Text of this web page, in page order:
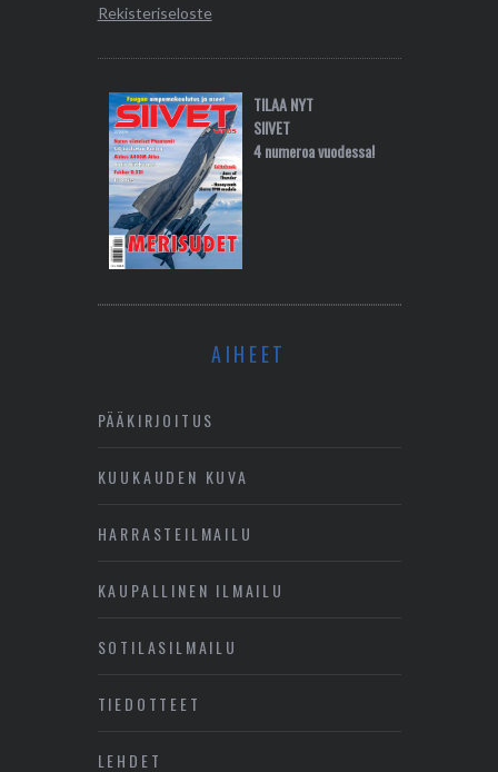
Rekisteriseloste
TILAA NYT
SIIVET
4 numeroa vuodessa!
AIHEET
PÄÄKIRJOITUS
KUUKAUDEN KUVA
HARRASTEILMAILU
KAUPALLINEN ILMAILU
SOTILASILMAILU
TIEDOTTEET
LEHDET